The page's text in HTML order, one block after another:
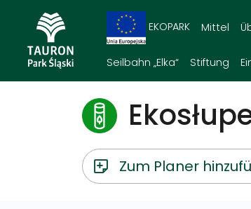
EKOPARK Mittel
Seilbahn „Elka“ Stiftung
Zum Planer